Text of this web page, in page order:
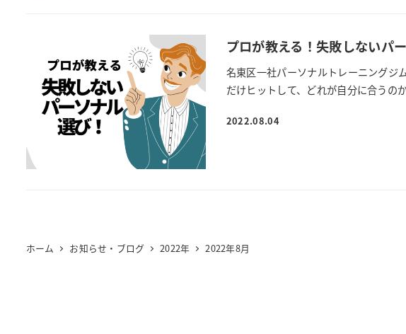
プロが教える！失敗しないパ
名東区一社パーソナルトレーニング
だけヒットして、どれが自分に合う
2022.08.04
ホーム お知らせ・ブログ 2022年 2022年8月